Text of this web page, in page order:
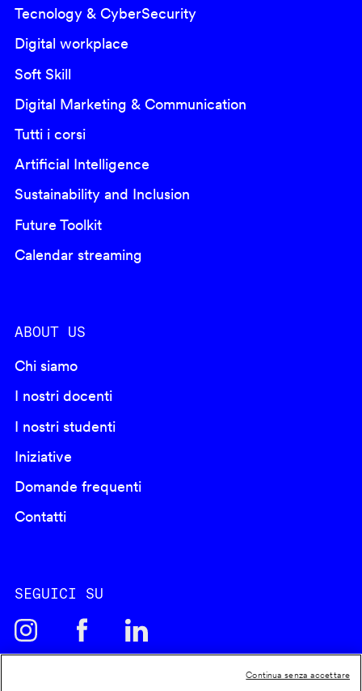
Tecnology & CyberSecurity
Digital workplace
Soft Skill
Digital Marketing & Communication
Tutti i corsi
Artificial Intelligence
Sustainability and Inclusion
Future Toolkit
Calendar streaming
ABOUT US
Chi siamo
I nostri docenti
I nostri studenti
Iniziative
Domande frequenti
Contatti
SEGUICI SU
Continua senza accettare